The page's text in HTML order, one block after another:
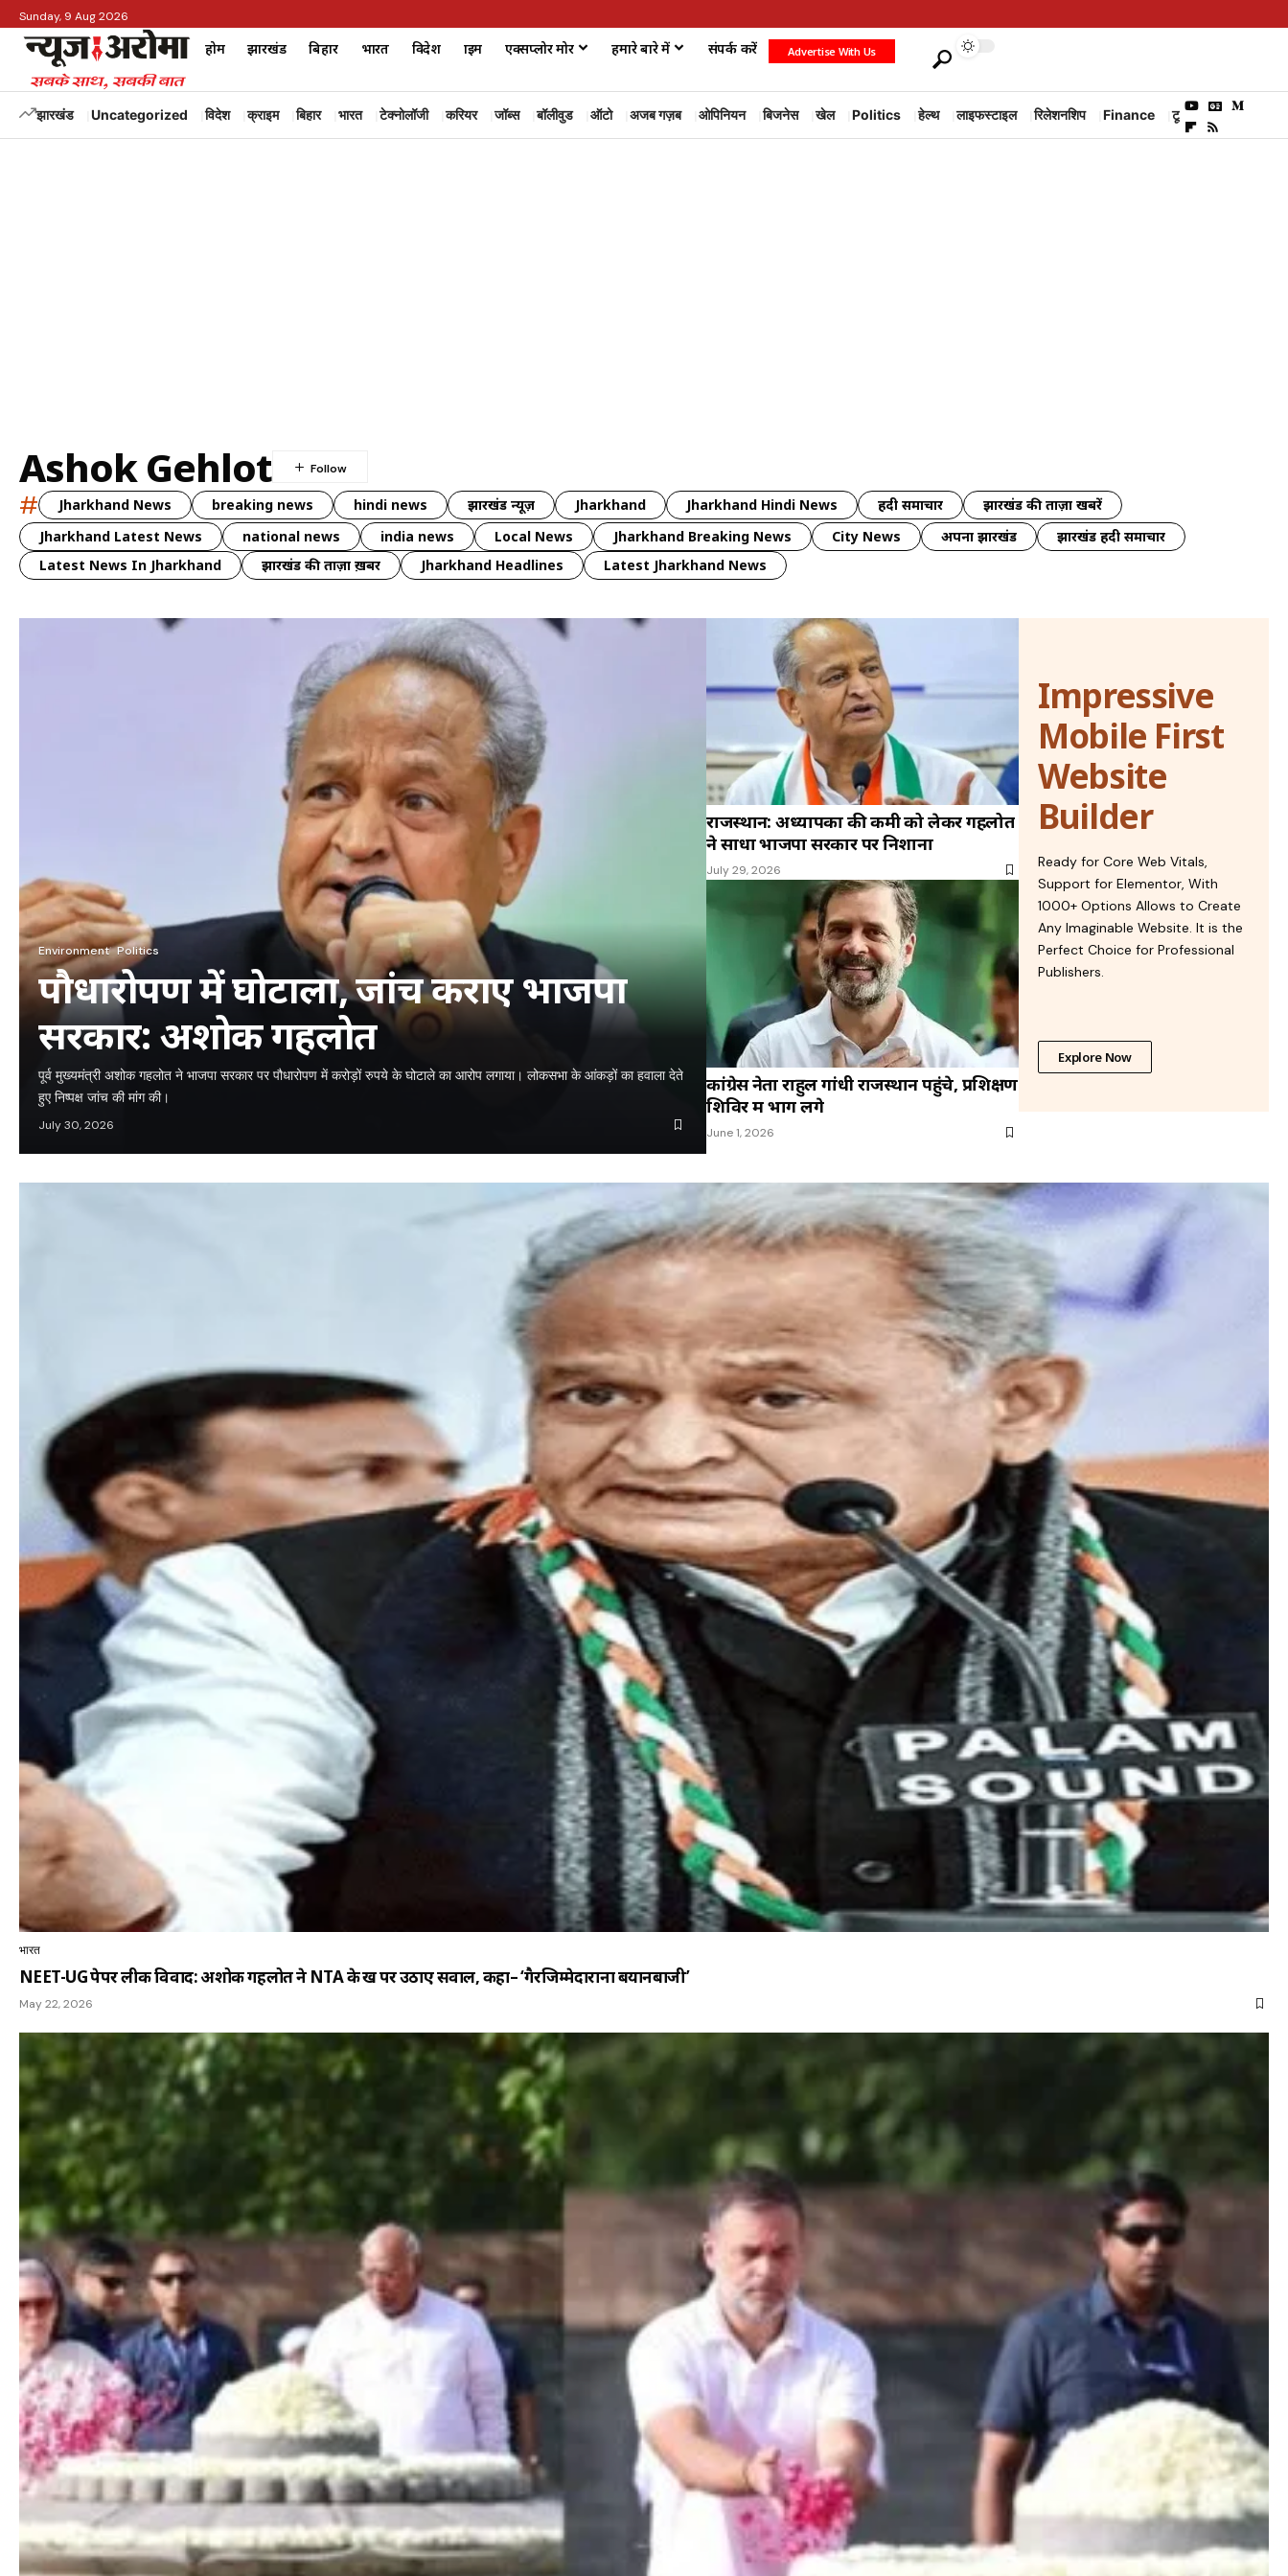
Sunday, 9 Aug 2026
होम झारखंड बिहार भारत विदेश क्राइम एक्सप्लोर मोर हमारे बारे में संपर्क करें Advertise With Us
झारखंड Uncategorized विदेश क्राइम बिहार भारत टेक्नोलॉजी करियर जॉब्स बॉलीवुड ऑटो अजब गज़ब ओपिनियन बिजनेस खेल Politics हेल्थ लाइफस्टाइल रिलेशनशिप Finance टूरिज्म
Ashok Gehlot
# Jharkhand News breaking news hindi news झारखंड न्यूज़ Jharkhand Jharkhand Hindi News हिंदी समाचार
झारखंड की ताज़ा खबरें
Jharkhand Latest News
national news india news Local News Jharkhand Breaking News City News अपना झारखंड
झारखंड हिंदी समाचार
Latest News In Jharkhand
झारखंड की ताज़ा ख़बर Jharkhand Headlines Latest Jharkhand News
Environment Politics
पौधारोपण में घोटाला, जांच कराए भाजपा
सरकार: अशोक गहलोत
पूर्व मुख्यमंत्री अशोक गहलोत ने भाजपा सरकार पर पौधारोपण में करोड़ों रुपये के घोटाले का आरोप लगाया। लोकसभा के आंकड़ों का हवाला देते
हुए निष्पक्ष जांच की मांग की।
July 30, 2026
राजस्थान: अध्यापकों की कमी को लेकर गहलोत
ने साधा भाजपा सरकार पर निशाना
July 29, 2026
कांग्रेस नेता राहुल गांधी राजस्थान पहुंचे, प्रशिक्षण
शिविर में भाग लेंगे
June 1, 2026
Impressive
Mobile First
Website
Builder
Ready for Core Web Vitals,
Support for Elementor, With
1000+ Options Allows to Create
Any Imaginable Website. It is the
Perfect Choice for Professional
Publishers.
Explore Now
भारत
NEET-UG पेपर लीक विवाद: अशोक गहलोत ने NTA के रुख पर उठाए सवाल, कहा– ‘गैरजिम्मेदाराना बयानबाजी’
May 22, 2026